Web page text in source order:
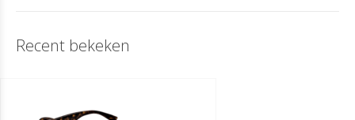
Recent bekeken